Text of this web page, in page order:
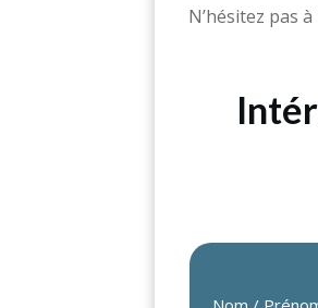
N’hésitez pas